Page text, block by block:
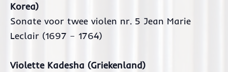
Korea)
Sonate voor twee violen nr. 5 Jean Marie
Leclair (1697 – 1764)
Violette Kadesha (Griekenland)